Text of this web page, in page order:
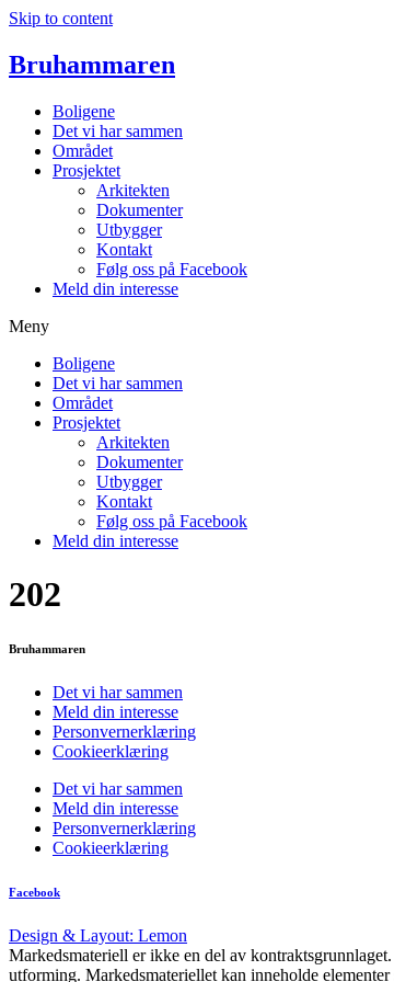
Skip to content
Bruhammaren
Boligene
Det vi har sammen
Området
Prosjektet
Arkitekten
Dokumenter
Utbygger
Kontakt
Følg oss på Facebook
Meld din interesse
Meny
Boligene
Det vi har sammen
Området
Prosjektet
Arkitekten
Dokumenter
Utbygger
Kontakt
Følg oss på Facebook
Meld din interesse
202
Bruhammaren
Det vi har sammen
Meld din interesse
Personvernerklæring
Cookieerklæring
Det vi har sammen
Meld din interesse
Personvernerklæring
Cookieerklæring
Facebook
Design & Layout: Lemon
Markedsmateriell er ikke en del av
utforming. Markedsmateriellet kan inneholde